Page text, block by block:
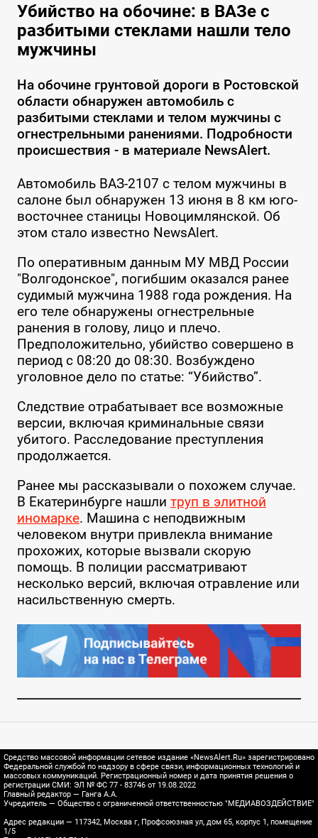
Убийство на обочине: в ВАЗе с
разбитыми стеклами нашли тело
мужчины
На обочине грунтовой дороги в Ростовской
области обнаружен автомобиль с
разбитыми стеклами и телом мужчины с
огнестрельными ранениями. Подробности
происшествия - в материале NewsAlert.
Автомобиль ВАЗ-2107 с телом мужчины в
салоне был обнаружен 13 июня в 8 км юго-
восточнее станицы Новоцимлянской. Об
этом стало известно NewsAlert.
По оперативным данным МУ МВД России
"Волгодонское", погибшим оказался ранее
судимый мужчина 1988 года рождения. На
его теле обнаружены огнестрельные
ранения в голову, лицо и плечо.
Предположительно, убийство совершено в
период с 08:20 до 08:30. Возбуждено
уголовное дело по статье: “Убийство”.
Следствие отрабатывает все возможные
версии, включая криминальные связи
убитого. Расследование преступления
продолжается.
Ранее мы рассказывали о похожем случае.
В Екатеринбурге нашли труп в элитной
иномарке. Машина с неподвижным
человеком внутри привлекла внимание
прохожих, которые вызвали скорую
помощь. В полиции рассматривают
несколько версий, включая отравление или
насильственную смерть.
Средство массовой информации сетевое издание «NewsAlert.Ru» зарегистрировано
Федеральной службой по надзору в сфере связи, информационных технологий и
массовых коммуникаций. Регистрационный номер и дата принятия решения о
регистрации СМИ: ЭЛ № ФС 77 - 83746 от 19.08.2022
Главный редактор — Ганга А.А.
Учредитель — Общество с ограниченной ответственностью "МЕДИАВОЗДЕЙСТВИЕ"
Адрес редакции — 117342, Москва г, Профсоюзная ул, дом 65, корпус 1, помещение
1/5